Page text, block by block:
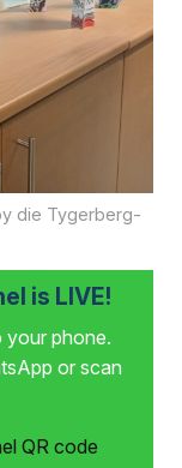
die Tygerberg-
is LIVE!
your phone.
or scan